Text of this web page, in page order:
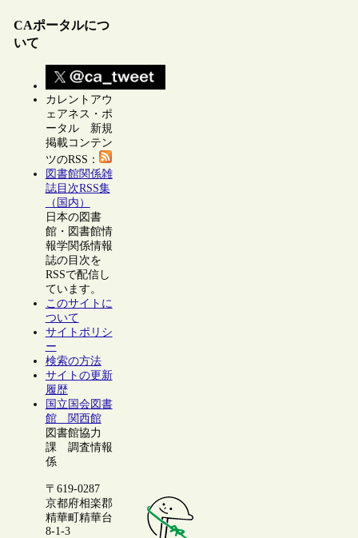
CAポータルにつ
いて
カレントアウ
ェアネス・ポ
ータル 新規
掲載コンテン
ツのRSS：
図書館関係雑
誌目次RSS集
（国内）
日本の図書
館・図書館情
報学関係情報
誌の目次を
RSSで配信し
ています。
このサイトに
ついて
サイトポリシ
ー
検索の方法
サイトの更新
履歴
国立国会図書
館 関西館
図書館協力
課 調査情報
係
〒619-0287
京都府相楽郡
精華町精華台
8-1-3